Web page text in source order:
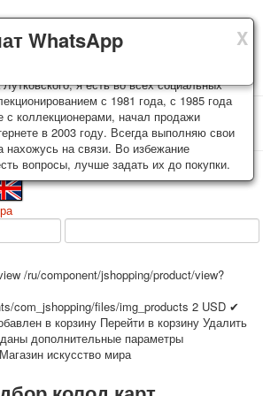
X
тщательно упаковываются и
3-4 рабочих дней после оплаты.
заказ, такие колоды карт отправляются в
Отправка осуществляется почтой России
Цена пересылки зависит от веса и тарифов
По желанию покупателя возможна
транспортными компаниями.
X
карт, почтовые открытки из частной
я есть во всех социальных
с 1981 года, с 1985 года
с коллекционерами, начал продажи
в 2003 году. Всегда выполняю свои
нахожусь на связи. Во избежание
вопросы, лучше задать их до покупки.
X
WhatsApp
Игральные карты Открытки
О сайте Избранное
/ru/component/jshopping/product/view?
com_jshopping/files/img_products 2 USD ✔
в корзину Перейти в корзину Удалить
дополнительные параметры
Магазин искусство мира